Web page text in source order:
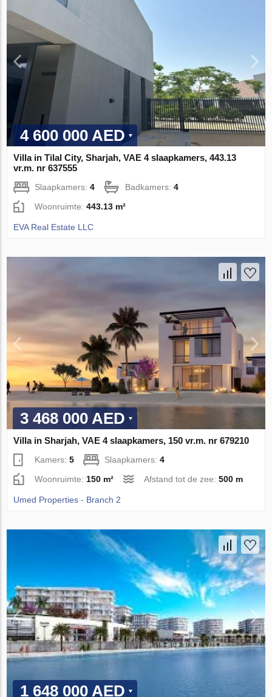
4 600 000 AED
Villa in Tilal City, Sharjah, VAE 4 slaapkamers, 443.13
vr.m. nr 637555
Slaapkamers:4 Badkamers:4
Woonruimte:443.13 m²
EVA Real Estate LLC
3 468 000 AED
Villa in Sharjah, VAE 4 slaapkamers, 150 vr.m. nr 679210
Kamers:5 Slaapkamers:4
Woonruimte: 150 m² Afstand tot de zee:500 m
Umed Properties - Branch 2
1 648 000 AED